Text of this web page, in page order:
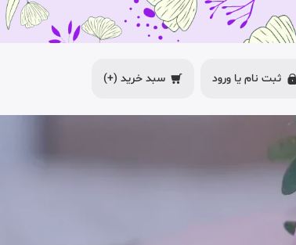
ثبت نام یا ورود سبد خرید (+)